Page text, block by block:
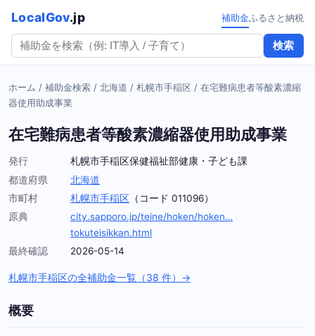
LocalGov.jp
検索
補助金ふるさと納税
ホーム / 補助金検索 / 北海道 / 札幌市手稲区 / 在宅難病患者等酸素濃縮
器使用助成事業
在宅難病患者等酸素濃縮器使用助成事業
発行
札幌市手稲区保健福祉部健康・子ども課
都道府県
北海道
市町村
札幌市手稲区 （コード 011096）
原典
city.sapporo.jp/teine/hoken/hoken…
tokuteisikkan.html
最終確認
2026-05-14
札幌市手稲区の全補助金一覧（38 件）→
概要